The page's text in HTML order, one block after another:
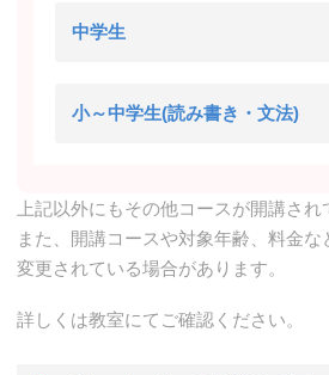
中学生
小～中学生(読み書き・文法)
上記以外にもその他コースが開講され
また、開講コースや対象年齢、料金
変更されている場合があります。
詳しくは教室にてご確認ください。